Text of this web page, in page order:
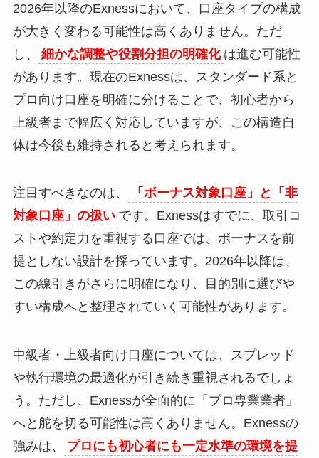
2026年以降のExnessにおいて、口座タイプの構成
が大きく変わる可能性は高くありません。ただ
し、
細かな調整や役割分担の明確化 は進む可能性
があります。現在のExnessは、スタンダード系と
プロ向け口座を明確に分けることで、初心者から
上級者まで幅広く対応していますが、この構造自
体は今後も維持されると考えられます。
注目すべきなのは、
「ボーナス対象口座」と「非
対象口座」の扱い です。Exnessはすでに、取引コ
ストや約定力を重視する口座では、ボーナスを前
提としない設計を採っています。2026年以降は、
この線引きがさらに明確になり、目的別に選びや
すい構成へと整理されていく可能性があります。
中級者・上級者向け口座については、スプレッド
や執行環境の最適化が引き続き重視されるでしょ
う。ただし、Exnessが全面的に「プロ専業業者」
へと舵を切る可能性は高くありません。Exnessの
強みは、
プロにも初心者にも一定水準の環境を提